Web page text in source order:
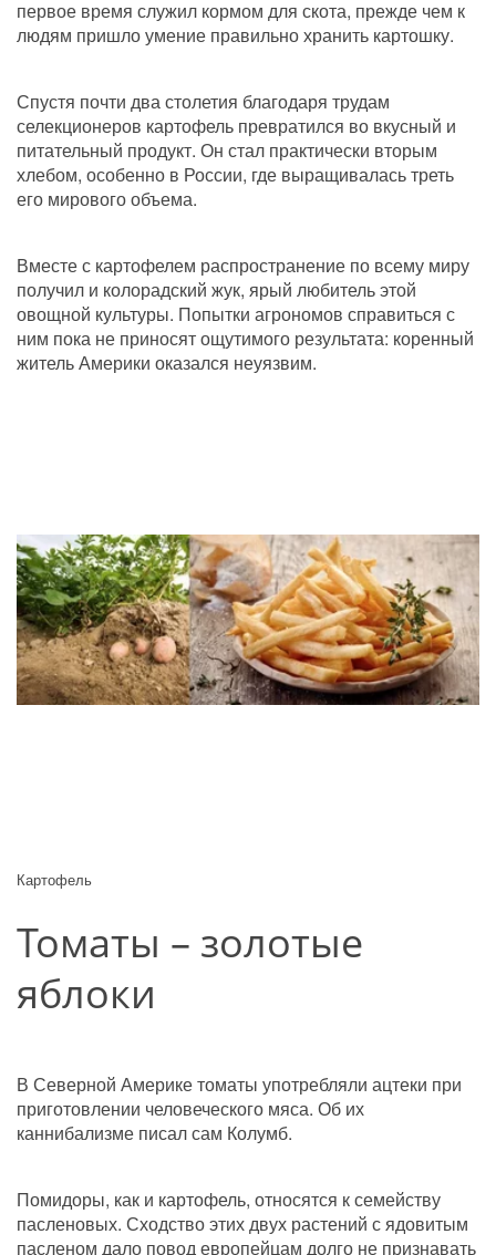
первое время служил кормом для скота, прежде чем к
людям пришло умение правильно хранить картошку.
Спустя почти два столетия благодаря трудам
селекционеров картофель превратился во вкусный и
питательный продукт. Он стал практически вторым
хлебом, особенно в России, где выращивалась треть
его мирового объема.
Вместе с картофелем распространение по всему миру
получил и колорадский жук, ярый любитель этой
овощной культуры. Попытки агрономов справиться с
ним пока не приносят ощутимого результата: коренный
житель Америки оказался неуязвим.
Картофель
Томаты – золотые
яблоки
В Северной Америке томаты употребляли ацтеки при
приготовлении человеческого мяса. Об их
каннибализме писал сам Колумб.
Помидоры, как и картофель, относятся к семейству
пасленовых. Сходство этих двух растений с ядовитым
пасленом дало повод европейцам долго не признавать